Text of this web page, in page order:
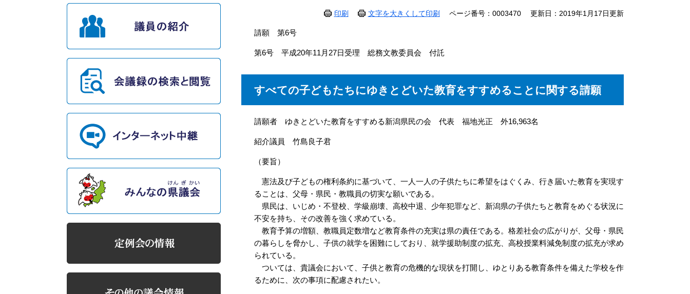
印刷 文字を大きくして印刷 ページ番号：0003470 更新日：2019年1月17日更新
請願 第6号
第6号 平成20年11月27日受理 総務文教委員会 付託
すべての子どもたちにゆきとどいた教育をすすめることに関する請願
請願者 ゆきとどいた教育をすすめる新潟県民の会 代表 福地光正 外16,963名
紹介議員 竹島良子君
（要旨）
憲法及び子どもの権利条約に基づいて、一人一人の子供たちに希望をはぐくみ、行き届いた教育を実現す
ることは、父母・県民・教職員の切実な願いである。
県民は、いじめ・不登校、学級崩壊、高校中退、少年犯罪など、新潟県の子供たちと教育をめぐる状況に
不安を持ち、その改善を強く求めている。
教育予算の増額、教職員定数増など教育条件の充実は県の責任である。格差社会の広がりが、父母・県民
の暮らしを脅かし、子供の就学を困難にしており、就学援助制度の拡充、高校授業料減免制度の拡充が求め
られている。
ついては、貴議会において、子供と教育の危機的な現状を打開し、ゆとりある教育条件を備えた学校を作
るために、次の事項に配慮されたい。